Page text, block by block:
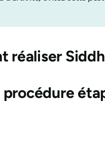
réaliser
procédure